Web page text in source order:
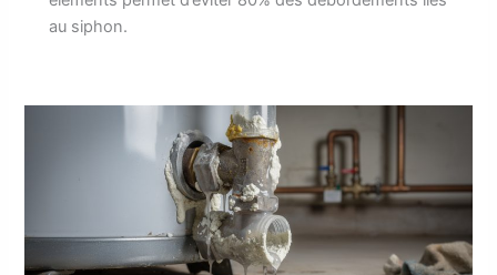
au siphon.